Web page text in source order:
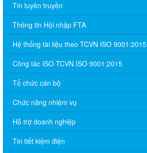
Tin tuyên truyền
Thông tin Hội nhập FTA
Hệ thống tài liệu theo TCVN ISO 9001:2015
Công tác ISO TCVN ISO 9001:2015
Tổ chức cán bộ
Chức năng nhiệm vụ
Hỗ trợ doanh nghiệp
Tin tiết kiệm điện